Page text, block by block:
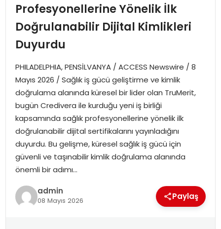
SPOR
MAGAZIN
SPOR
EĞITIM
OTOMOBIL
TEKNOLOJI
Profesyonellerine Yönelik İlk
Doğrulanabilir Dijital Kimlikleri
Duyurdu
PHILADELPHIA, PENSİLVANYA / ACCESS Newswire / 8
Mayıs 2026 / Sağlık iş gücü geliştirme ve kimlik
doğrulama alanında küresel bir lider olan TruMerit,
bugün Credivera ile kurduğu yeni iş birliği
kapsamında sağlık profesyonellerine yönelik ilk
doğrulanabilir dijital sertifikalarını yayınladığını
duyurdu. Bu gelişme, küresel sağlık iş gücü için
güvenli ve taşınabilir kimlik doğrulama alanında
önemli bir adımı…
admin
08 Mayıs 2026 Paylaş